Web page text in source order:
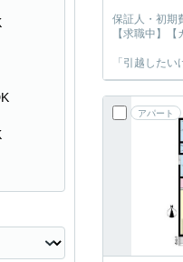
保証人・初期
【求職中】
「引越した
アパート